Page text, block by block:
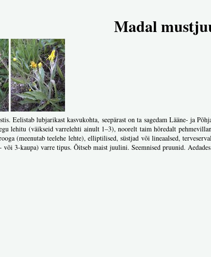
Madal
Eelistab lubjarikast kasvukohta, seepärast on ta sagedam Lääne- ja
lehitu (väikseid varrelehti ainult 1–3), noorelt taim hõredalt
(meenutab teelehe lehte), elliptilised, süstjad või lineaalsed,
3-kaupa) varre tipus. Õitseb maist juulini. Seemnised pruunid.